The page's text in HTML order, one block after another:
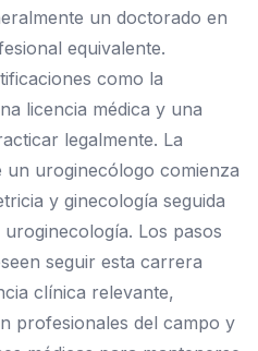
un doctorado en
equivalente.
como la
licencia médica y una
legalmente. La
uroginecólogo comienza
y ginecología seguida
Los pasos
seguir esta carrera
clínica relevante,
profesionales del campo y